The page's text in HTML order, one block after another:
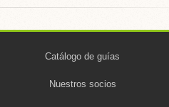
Catálogo de guías
Nuestros socios